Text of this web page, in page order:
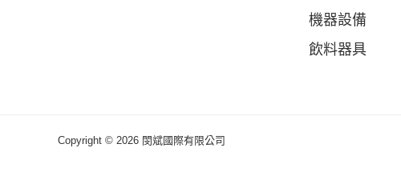
機器設備
飲料器具
Copyright © 2026 閔斌國際有限公司